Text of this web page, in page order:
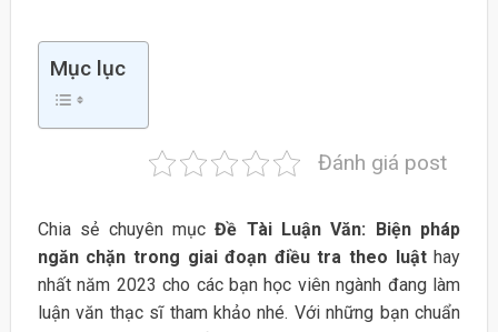
Mục lục
Đánh giá post
Chia sẻ chuyên mụcĐề Tài Luận Văn: Biện pháp
ngăn chặn trong giai đoạn điều tra theo luậthay
nhất năm 2023 cho các bạn học viên ngành đang làm
luận văn thạc sĩ tham khảo nhé. Với những bạn chuẩn